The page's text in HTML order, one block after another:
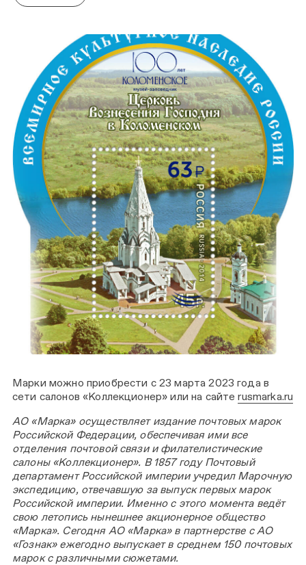
Марки можно приобрести с 23 марта 2023 года в
сети салонов «Коллекционер» или на сайтеrusmarka.ru
АО «Марка» осуществляет издание почтовых марок
Российской Федерации, обеспечивая ими все
отделения почтовой связи и филателистические
салоны «Коллекционер». В 1857 году Почтовый
департамент Российской империи учредил Марочную
экспедицию, отвечавшую за выпуск первых марок
Российской империи. Именно с этого момента ведёт
свою летопись нынешнее акционерное общество
«Марка». Сегодня АО «Марка» в партнерстве с АО
«Гознак» ежегодно выпускает в среднем 150 почтовых
марок с различными сюжетами.